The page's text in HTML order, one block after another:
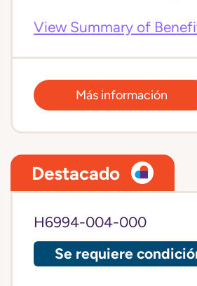
View Summary of
Más información
Destacado
H6994-004-000
Se requiere